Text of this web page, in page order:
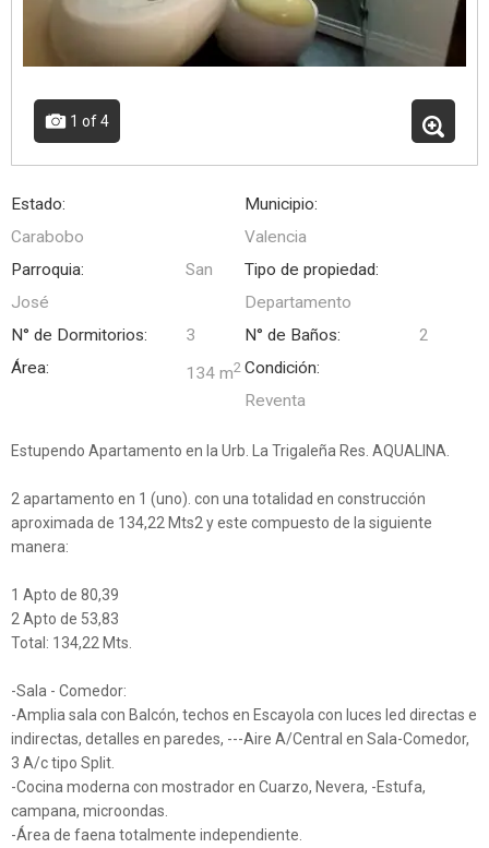
1 of 4
Estado:
Carabobo
Municipio:
Valencia
Parroquia:
San
José
Tipo de propiedad:
Departamento
N° de Dormitorios:
3 N° de Baños:
2
Área:
134 m2 Condición:
Reventa
Estupendo Apartamento en la Urb. La Trigaleña Res. AQUALINA.
2 apartamento en 1 (uno). con una totalidad en construcción
aproximada de 134,22 Mts2 y este compuesto de la siguiente
manera:
1 Apto de 80,39
2 Apto de 53,83
Total: 134,22 Mts.
-Sala - Comedor:
-Amplia sala con Balcón, techos en Escayola con luces led directas e
indirectas, detalles en paredes, ---Aire A/Central en Sala-Comedor,
3 A/c tipo Split.
-Cocina moderna con mostrador en Cuarzo, Nevera, -Estufa,
campana, microondas.
-Área de faena totalmente independiente.